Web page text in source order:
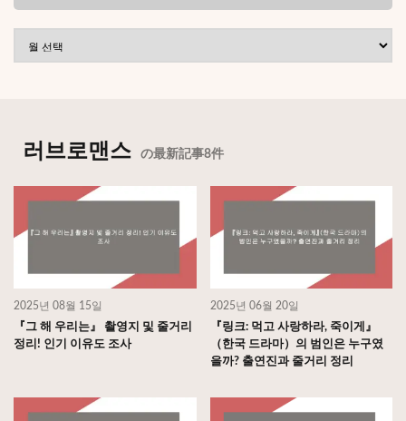
러브로맨스 の最新記事8件
2025년 08월 15일
『그 해 우리는』 촬영지 및 줄거리
정리! 인기 이유도 조사
2025년 06월 20일
『링크: 먹고 사랑하라, 죽이게』
（한국 드라마）의 범인은 누구였
을까? 출연진과 줄거리 정리